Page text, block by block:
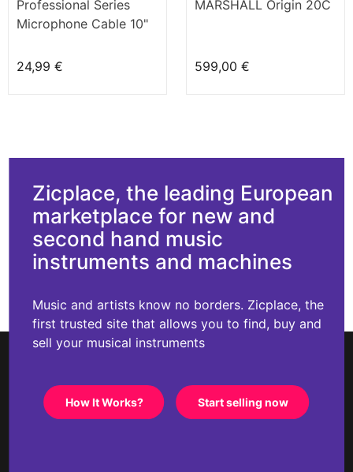
Professional Series
Microphone Cable 10"
24,99 €
MARSHALL Origin 20C
599,00 €
Zicplace, the leading European
marketplace for new and
second hand music
instruments and machines
Music and artists know no borders. Zicplace, the
first trusted site that allows you to find, buy and
sell your musical instruments
How It Works? Start selling now